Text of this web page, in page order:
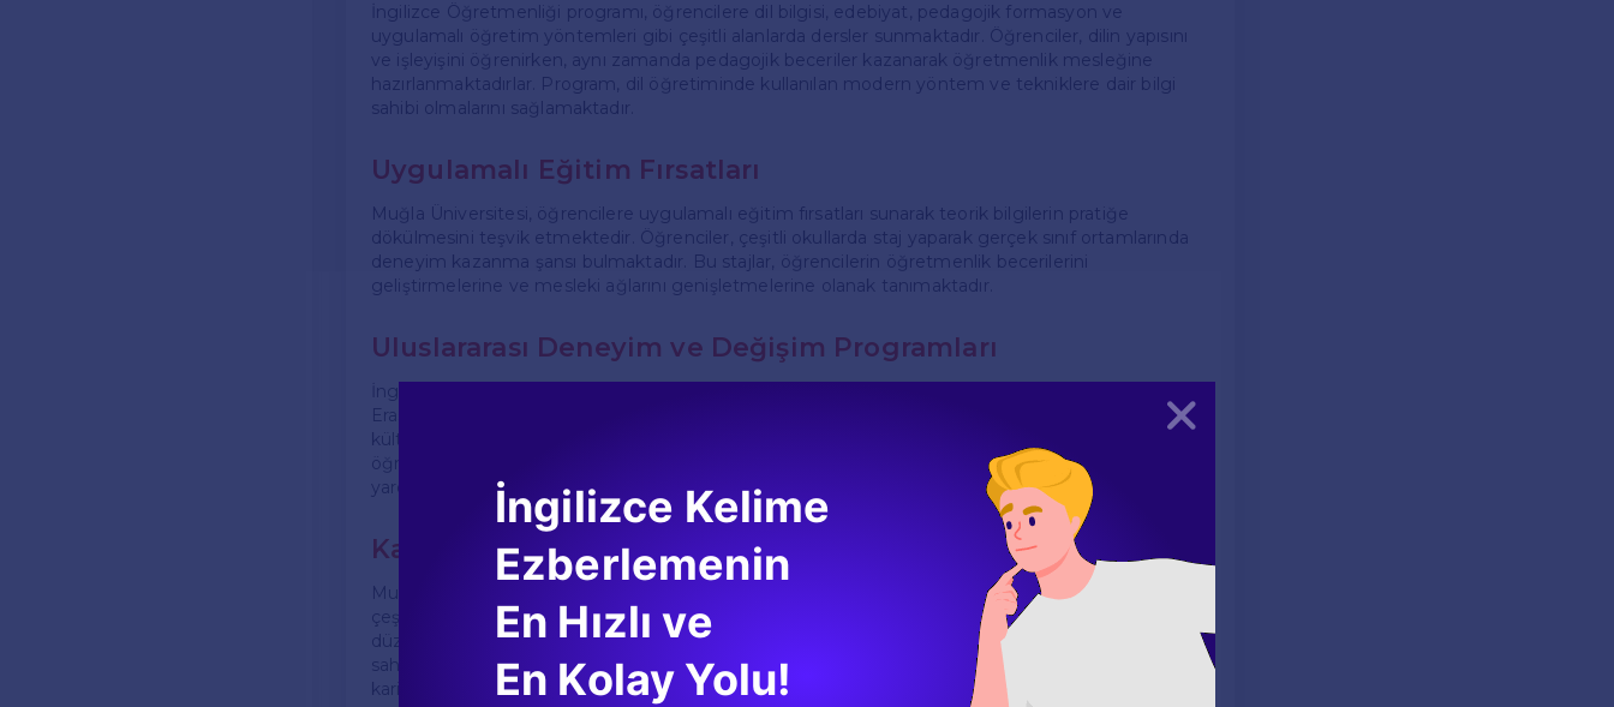
İngilizce Öğretmenliği programı, öğrencilere dil bilgisi, edebiyat, pedagojik formasyon ve
uygulamalı öğretim yöntemleri gibi çeşitli alanlarda dersler sunmaktadır. Öğrenciler, dilin yapısını
ve işleyişini öğrenirken, aynı zamanda pedagojik beceriler kazanarak öğretmenlik mesleğine
hazırlanmaktadırlar. Program, dil öğretiminde kullanılan modern yöntem ve tekniklere dair bilgi
sahibi olmalarını sağlamaktadır.
Uygulamalı Eğitim Fırsatları
Muğla Üniversitesi, öğrencilere uygulamalı eğitim fırsatları sunarak teorik bilgilerin pratiğe
dökülmesini teşvik etmektedir. Öğrenciler, çeşitli okullarda staj yaparak gerçek sınıf ortamlarında
deneyim kazanma şansı bulmaktadır. Bu stajlar, öğrencilerin öğretmenlik becerilerini
geliştirmelerine ve mesleki ağlarını genişletmelerine olanak tanımaktadır.
Uluslararası Deneyim ve Değişim Programları
İngilizce Öğretmenliği programı, uluslararası değişim programları ile de desteklenmektedir.
Erasmus+ gibi programlar aracılığıyla, öğrenciler yurt dışında eğitim alma fırsatı bulmakta ve farklı
kültürlerle etkileşimde bulunarak global bir bakış açısı kazanmaktadırlar. Bu tür deneyimler,
öğrencilerin dil becerilerini pekiştirmekte ve uluslararası iş piyasasında rekabetçi olmalarına
yardımcı olmaktadır.
Kariyer Olanakları
Muğla Üniversitesi Eğitim Fakültesi İngilizce Öğretmenliği mezunları, kamu ve özel sektörde
çeşitli kariyer olanaklarına sahip olmaktadır. Mezunlar, okul öncesi, ilkokul, ortaokul ve lise
düzeyinde İngilizce öğretmeni olarak görev alabilecekleri gibi, dil okullarında da çalışma imkanına
sahiptirler. Ayrıca, uluslararası şirketlerde çevirmen, dil eğitmeni veya içerik geliştirici olarak da
kariyer yapabilirler.
Kapat
İngilizce Kelime
Ezberlemenin
En Hızlı ve
En Kolay Yolu!